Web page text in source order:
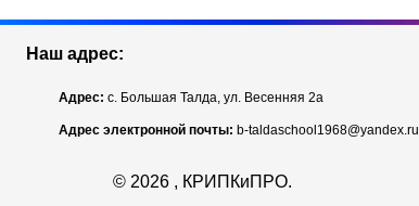
Наш адрес:
Адрес: с. Большая Талда, ул. Весенняя 2а
Адрес электронной почты: b-taldaschool1968@yandex.ru
© 2026 , КРИПКиПРО.